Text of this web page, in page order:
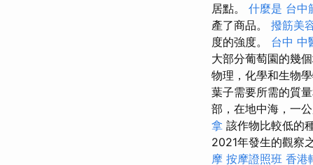
居點。 什麼是 台中
產了商品。 撥筋美
度的強度。 台中 中
大部分葡萄園的幾個
物理，化學和生物學
葉子需要所需的質
部，在地中海，一
拿 該作物比較低的
2021年發生的觀察
摩 按摩證照班 香港